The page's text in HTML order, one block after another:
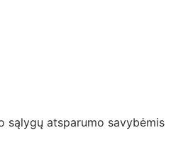
sąlygų atsparumo savybėmis